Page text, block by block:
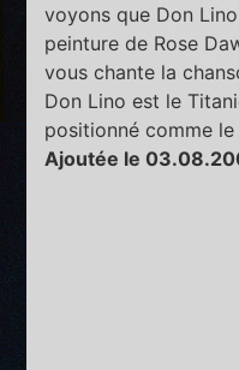
voyons que Don
peinture de Rose
vous chante la
Don Lino est le
positionné comme
Ajoutée le